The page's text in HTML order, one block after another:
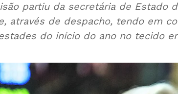
partiu da secretária de Estado
através de despacho, tendo em
do início do ano no tecido